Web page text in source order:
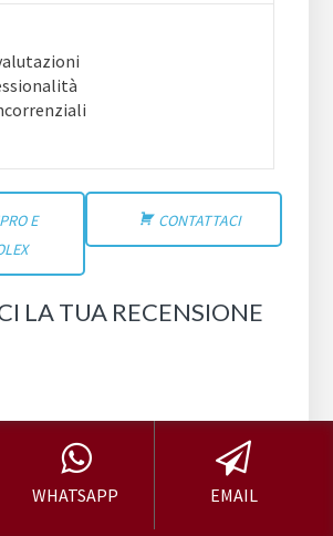
E
CONTATTACI
LA TUA RECENSIONE
WHATSAPP EMAIL